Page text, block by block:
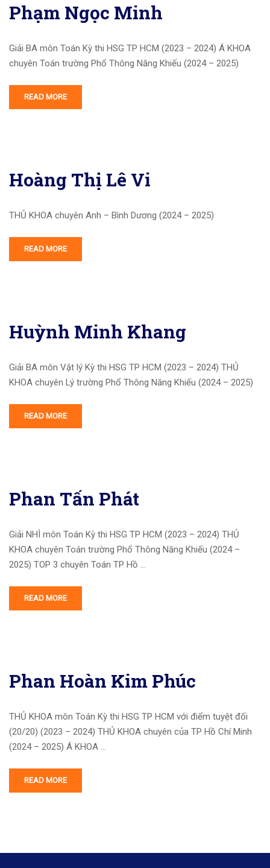
Phạm Ngọc Minh
Giải BA môn Toán Kỳ thi HSG TP HCM (2023 – 2024) Á KHOA
chuyên Toán trường Phổ Thông Năng Khiếu (2024 – 2025)
READ MORE
Hoàng Thị Lê Vi
THỦ KHOA chuyên Anh – Bình Dương (2024 – 2025)
READ MORE
Huỳnh Minh Khang
Giải BA môn Vật lý Kỳ thi HSG TP HCM (2023 – 2024) THỦ
KHOA chuyên Lý trường Phổ Thông Năng Khiếu (2024 – 2025)
READ MORE
Phan Tấn Phát
Giải NHÌ môn Toán Kỳ thi HSG TP HCM (2023 – 2024) THỦ
KHOA chuyên Toán trường Phổ Thông Năng Khiếu (2024 –
2025) TOP 3 chuyên Toán TP Hồ …
READ MORE
Phan Hoàn Kim Phúc
THỦ KHOA môn Toán Kỳ thi HSG TP HCM với điểm tuyệt đối
(20/20) (2023 – 2024) THỦ KHOA chuyên của TP Hồ Chí Minh
(2024 – 2025) Á KHOA …
READ MORE